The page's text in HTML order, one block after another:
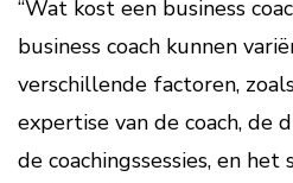
“Wat kost een business
business coach kunnen
verschillende factoren,
expertise van de coach, de
de coachingssessies, en